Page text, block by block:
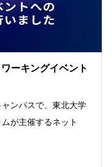
ーキングイベント
ンパスで、東北大学
が主催するネット